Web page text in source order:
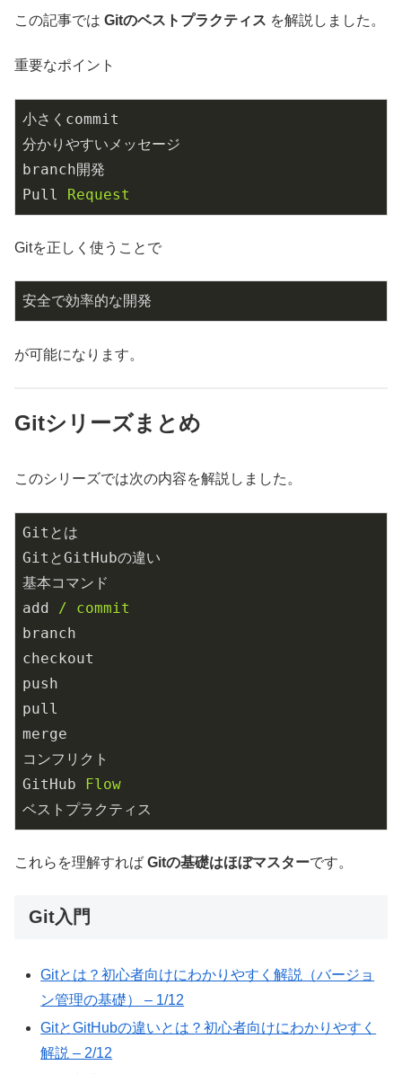
この記事では Gitのベストプラクティス を解説しました。
重要なポイント
小さくcommit
分かりやすいメッセージ
branch開発
Pull
Request
Gitを正しく使うことで
安全で効率的な開発
が可能になります。
Gitシリーズまとめ
このシリーズでは次の内容を解説しました。
Gitとは
GitとGitHubの違い
基本コマンド
add
/ commit
branch
checkout
push
pull
merge
コンフリクト
GitHub
Flow
ベストプラクティス
これらを理解すれば Gitの基礎はほぼマスターです。
Git入門
Gitとは？初心者向けにわかりやすく解説（バージョ
ン管理の基礎） – 1/12
GitとGitHubの違いとは？初心者向けにわかりやすく
解説 – 2/12